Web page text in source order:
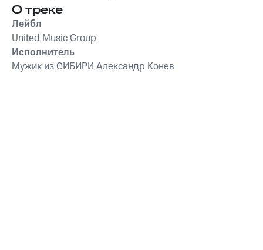
О треке
Лейбл
United Music Group
Исполнитель
Мужик из СИБИРИ Александр Конев